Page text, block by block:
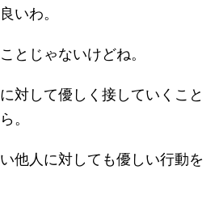
いわ。
とじゃないけどね。
対して優しく接していくこと
。
他人に対しても優しい行動を